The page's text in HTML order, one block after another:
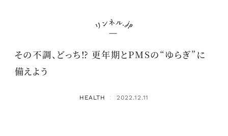
その不調、どっち⁉ 更年期とPMSの“ゆらぎ”に
備えよう
HEALTH ： 2022.12.11